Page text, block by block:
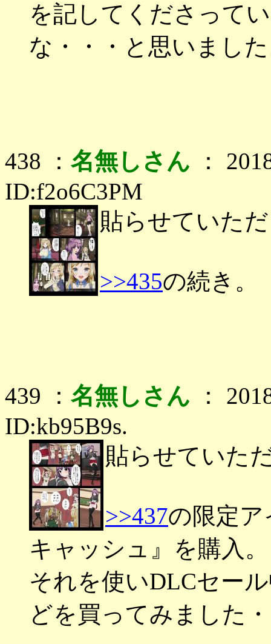
を記してくださって
な・・・と思いまし
438 ： 名無しさん ：
ID:f2o6C3PM
貼らせていた
>>435の続き。
439 ： 名無しさん ：
ID:kb95B9s.
貼らせていた
>>437の限定
キャッシュ』を購入。
それを使いDLCセー
どを買ってみました